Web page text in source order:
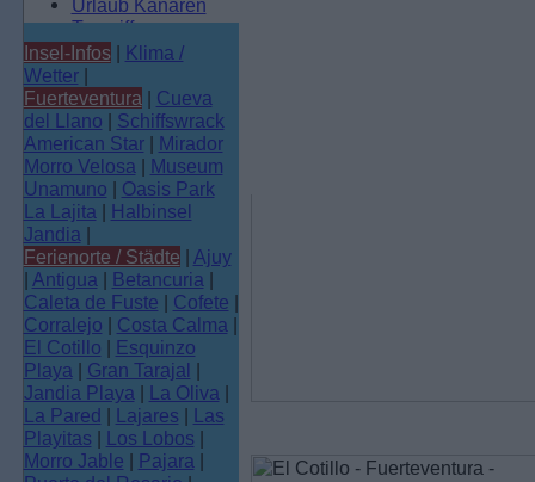
Urlaub Kanaren
Teneriffa
Gran Canaria
Lanzarote
Fuerteventura
La Palma
La Gomera
El Hierro
Insel-Infos | Klima /
Wetter |
Fuerteventura | Cueva
del Llano | Schiffswrack
American Star | Mirador
Morro Velosa | Museum
Unamuno | Oasis Park
La Lajita | Halbinsel
Jandia |
Ferienorte / Städte | Ajuy
| Antigua | Betancuria |
Caleta de Fuste | Cofete |
Corralejo | Costa Calma |
El Cotillo | Esquinzo
Playa | Gran Tarajal |
Jandia Playa | La Oliva |
La Pared | Lajares | Las
Playitas | Los Lobos |
Morro Jable | Pajara |